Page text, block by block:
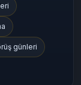
günleri